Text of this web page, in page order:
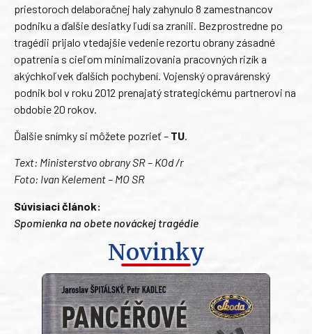
priestoroch delaboračnej haly zahynulo 8 zamestnancov
podniku a ďalšie desiatky ľudí sa zranili. Bezprostredne po
tragédii prijalo vtedajšie vedenie rezortu obrany zásadné
opatrenia s cieľom minimalizovania pracovných rizík a
akýchkoľvek ďalších pochybení. Vojenský opravárenský
podnik bol v roku 2012 prenajatý strategickému partnerovi na
obdobie 20 rokov.
Ďalšie snímky si môžete pozrieť – TU.
Text: Ministerstvo obrany SR – KOd /r
Foto: Ivan Kelement – MO SR
Súvisiaci článok:
Spomienka na obete nováckej tragédie
Novinky